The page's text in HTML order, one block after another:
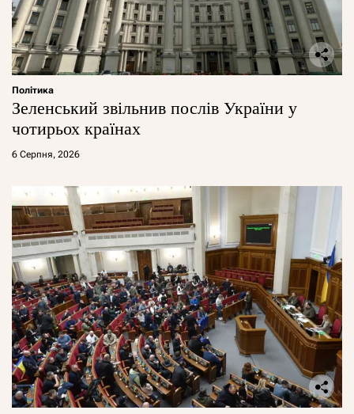
Політика
Зеленський звільнив послів України у
чотирьох країнах
6 Серпня, 2026